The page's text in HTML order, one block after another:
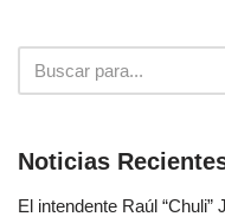
Noticias
El intendente Raúl